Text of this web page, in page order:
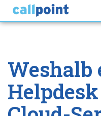
Weshalb